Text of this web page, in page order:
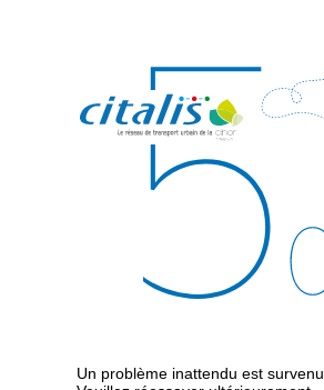
Un problème inattendu est survenu.